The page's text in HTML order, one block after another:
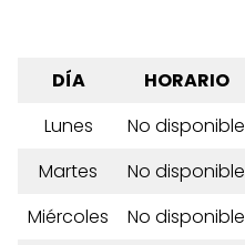
DÍA
HORARIO
Lunes
No disponible
Martes
No disponible
Miércoles
No disponible